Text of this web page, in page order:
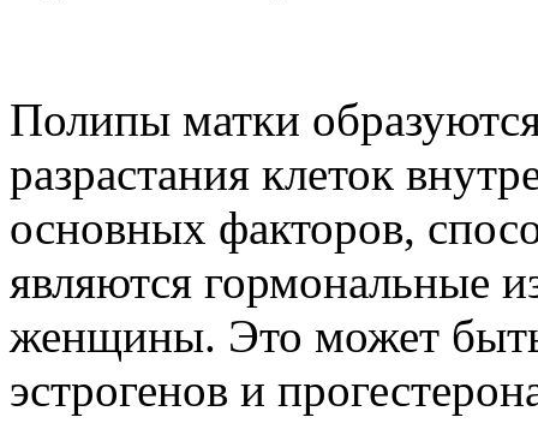
Полипы матки
разрастания клеток
основных факторов,
являются гормональные
женщины. Это может быть
эстрогенов и